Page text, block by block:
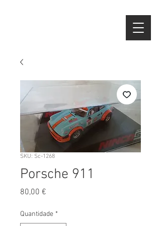
SKU: Sc-1268
Porsche 911
80,00 €
Quantidade *